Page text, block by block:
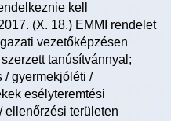
kell
(X. 18.) EMMI rendelet
vezetőképzésen
tanúsítvánnyal;
/ gyermekjóléti /
esélyteremtési
ellenőrzési területen